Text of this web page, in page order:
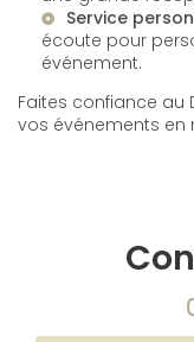
Service
écoute pour
événement.
Faites confiance au
vos événements en